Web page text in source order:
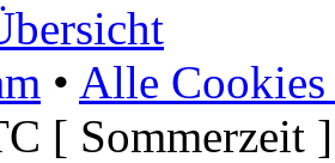
• Alle Cookies
[ Sommerzeit ]